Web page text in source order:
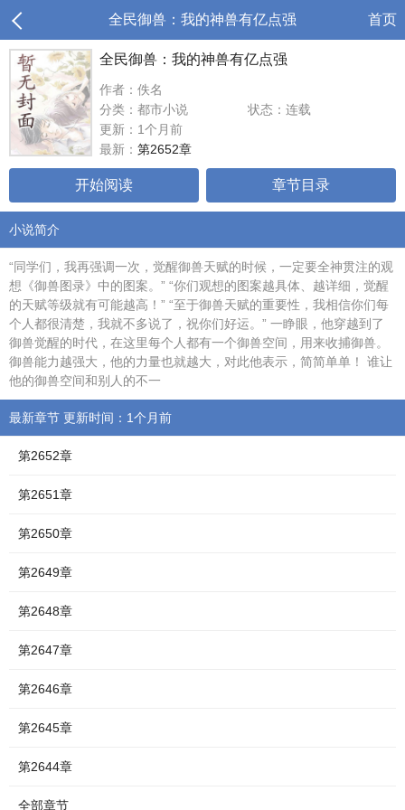
全民御兽：我的神兽有亿点强 首页
全民御兽：我的神兽有亿点强
作者：佚名
分类：都市小说
状态：连载
更新：1个月前
最新： 第2652章
开始阅读 章节目录
小说简介
“同学们，我再强调一次，觉醒御兽天赋的时候，一定要全神贯注的观
想《御兽图录》中的图案。” “你们观想的图案越具体、越详细，觉醒
的天赋等级就有可能越高！” “至于御兽天赋的重要性，我相信你们每
个人都很清楚，我就不多说了，祝你们好运。” 一睁眼，他穿越到了
御兽觉醒的时代，在这里每个人都有一个御兽空间，用来收捕御兽。
御兽能力越强大，他的力量也就越大，对此他表示，简简单单！ 谁让
他的御兽空间和别人的不一
最新章节 更新时间：1个月前
第2652章
第2651章
第2650章
第2649章
第2648章
第2647章
第2646章
第2645章
第2644章
全部章节